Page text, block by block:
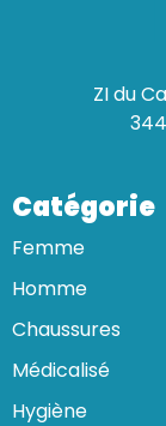
ZI du
Catégorie
Femme
Homme
Chaussures
Médicalisé
Hygiène